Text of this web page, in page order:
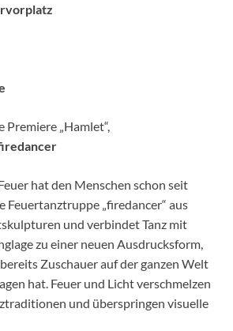
Premiere „Hamlet“,
hat den Menschen schon seit
Feuertanztruppe „firedancer“ aus
und verbindet Tanz mit
zu einer neuen Ausdrucksform,
Zuschauer auf der ganzen Welt
hat. Feuer und Licht verschmelzen
und überspringen visuelle